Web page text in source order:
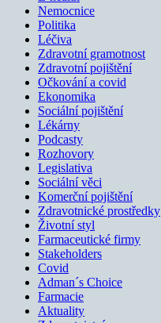
Nemocnice
Politika
Léčiva
Zdravotní gramotnost
Zdravotní pojištění
Očkování a covid
Ekonomika
Sociální pojištění
Lékárny
Podcasty
Rozhovory
Legislativa
Sociální věci
Komerční pojištění
Zdravotnické prostředky
Životní styl
Farmaceutické firmy
Stakeholders
Covid
Adman´s Choice
Farmacie
Aktuality